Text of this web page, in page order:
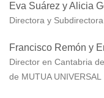
Eva Suárez y Alicia
Directora y
Francisco Remón y
Director en Cantabria
de MUTUA UNIVERSAL